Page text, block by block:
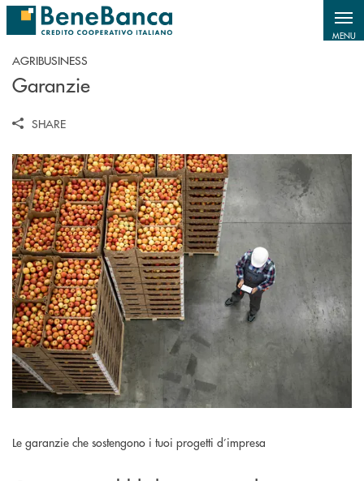
Salta al contenuto principale
MENU
AGRIBUSINESS
Garanzie
SHARE
Le garanzie che sostengono i tuoi progetti d’impresa